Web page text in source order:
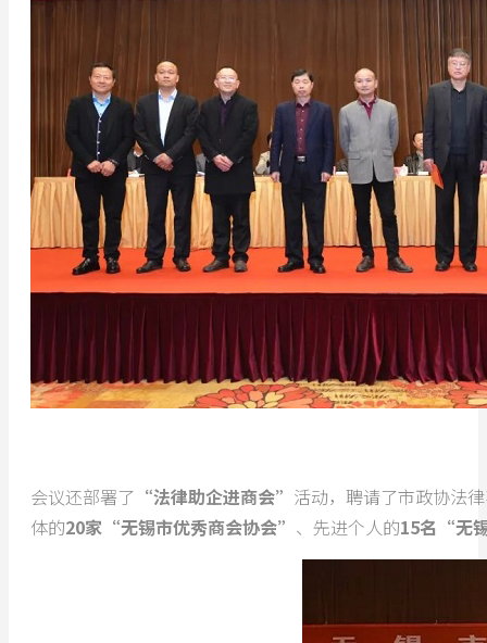
会议还部署了 “法律助企进商会” 活动，聘请了市政协法
体的20家“无锡市优秀商会协会” 、先进个人的15名“无